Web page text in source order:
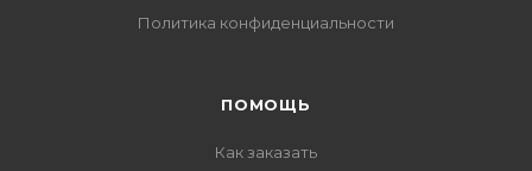
Политика конфиденциальности
ПОМОЩЬ
Как заказать